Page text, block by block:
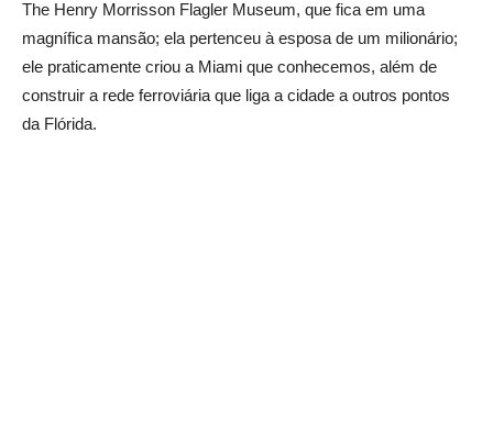
The Henry Morrisson Flagler Museum, que fica em uma
magnífica mansão; ela pertenceu à esposa de um milionário;
ele praticamente criou a Miami que conhecemos, além de
construir a rede ferroviária que liga a cidade a outros pontos
da Flórida.